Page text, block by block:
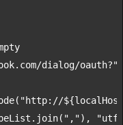
dialog/oauth?"
"http://
join( ","),